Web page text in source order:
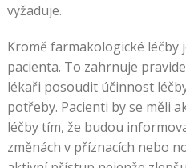
vyžaduje.
Kromě farmakologické léčby
pacienta. To zahrnuje
lékaři posoudit účinnost
potřeby. Pacienti by se měli
léčby tím, že budou
změnách v příznacích nebo